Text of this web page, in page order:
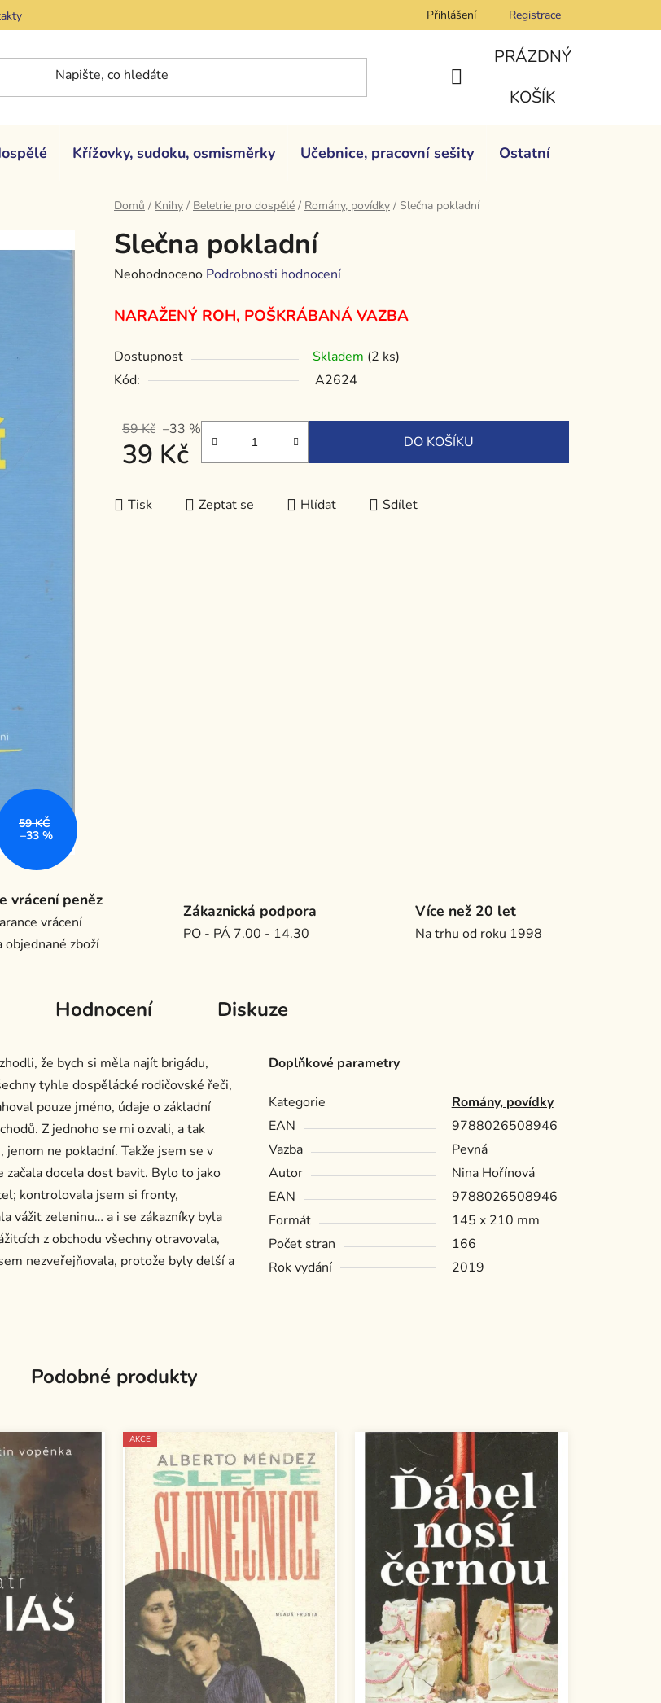
Přihlášení Registrace
NÁKUPNÍ
PRÁZDNÝ
KOŠÍK
Křížovky, sudoku, osmisměrky Učebnice, pracovní sešity Ostatní
Domů / Knihy / Beletrie pro dospělé / Romány, povídky / Slečna pokladní
Slečna pokladní
Průměrné
produktu
0,0
z
hvězdiček.
Neohodnoceno Podrobnosti hodnocení
NARAŽENÝ ROH, POŠKRÁBANÁ VAZBA
Dostupnost Skladem (2 ks)
Kód:
A2624
59 Kč –33 %
39 Kč DO KOŠÍKU
Tisk Zeptat se Hlídat Sdílet
59 KČ
–33 %
vrácení peněz
vrácení
objednané zboží
Zákaznická podpora
PO - PÁ 7.00 - 14.30
Více než 20 let
Na trhu od roku 1998
Hodnocení Diskuze
že bych si měla najít brigádu,
tyhle dospělácké rodičovské řeči,
pouze jméno, údaje o základní
Z jednoho se mi ozvali, a tak
ne pokladní. Takže jsem se v
docela dost bavit. Bylo to jako
kontrolovala jsem si fronty,
vážit zeleninu… a i se zákazníky byla
z obchodu všechny otravovala,
nezveřejňovala, protože byly delší a
Doplňkové parametry
Kategorie
Romány, povídky
EAN
9788026508946
Vazba
Pevná
Autor
Nina Hořínová
EAN
9788026508946
Formát
145 x 210 mm
Počet stran
166
Rok vydání
2019
Podobné produkty
AKCE